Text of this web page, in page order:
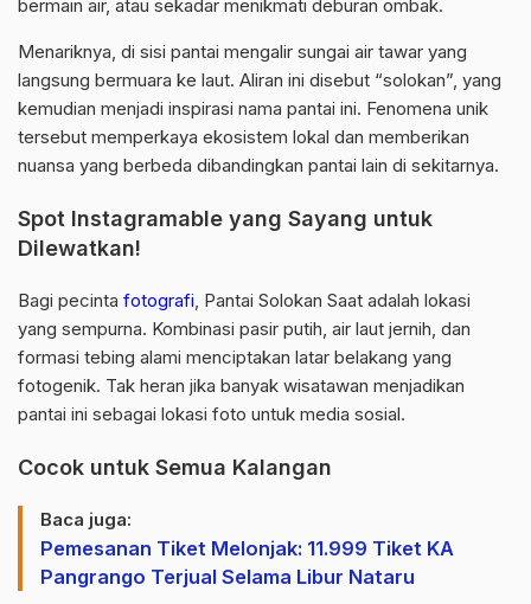
bermain air, atau sekadar menikmati deburan ombak.
Menariknya, di sisi pantai mengalir sungai air tawar yang
langsung bermuara ke laut. Aliran ini disebut “solokan”, yang
kemudian menjadi inspirasi nama pantai ini. Fenomena unik
tersebut memperkaya ekosistem lokal dan memberikan
nuansa yang berbeda dibandingkan pantai lain di sekitarnya.
Spot Instagramable yang Sayang untuk
Dilewatkan!
Bagi pecinta fotografi, Pantai Solokan Saat adalah lokasi
yang sempurna. Kombinasi pasir putih, air laut jernih, dan
formasi tebing alami menciptakan latar belakang yang
fotogenik. Tak heran jika banyak wisatawan menjadikan
pantai ini sebagai lokasi foto untuk media sosial.
Cocok untuk Semua Kalangan
Baca juga:
Pemesanan Tiket Melonjak: 11.999 Tiket KA
Pangrango Terjual Selama Libur Nataru